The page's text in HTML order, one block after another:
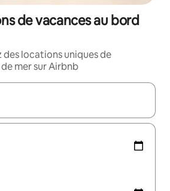
de vacances au bord
des locations uniques de
mer sur Airbnb
s'affichent, utilisez les flèches vers le